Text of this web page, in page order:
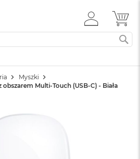
ZALOGUJ
SIĘ
Myszki
obszarem Multi-Touch (USB-C) - Biała